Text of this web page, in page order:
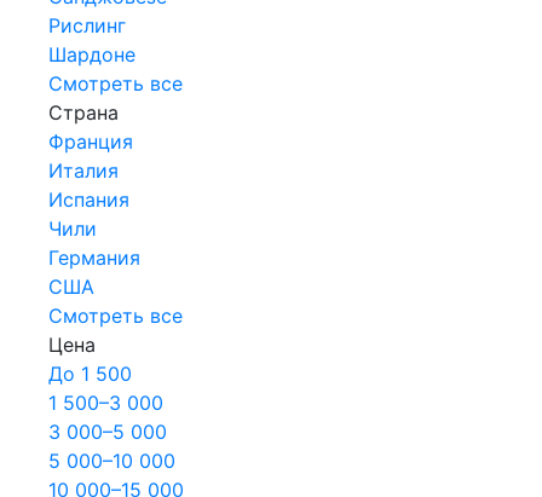
Рислинг
Шардоне
Смотреть все
Страна
Франция
Италия
Испания
Чили
Германия
США
Смотреть все
Цена
До 1 500
1 500–3 000
3 000–5 000
5 000–10 000
10 000–15 000